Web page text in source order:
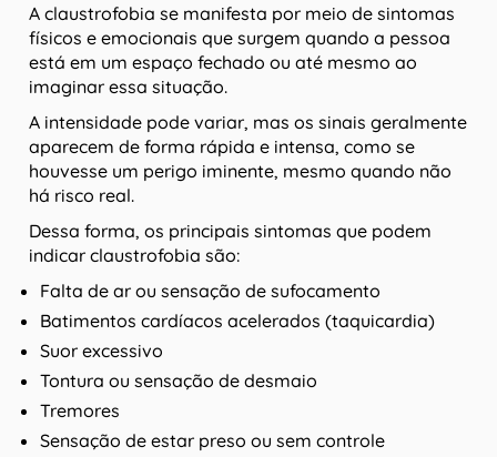
A claustrofobia se manifesta por meio de sintomas
físicos e emocionais que surgem quando a pessoa
está em um espaço fechado ou até mesmo ao
imaginar essa situação.
A intensidade pode variar, mas os sinais geralmente
aparecem de forma rápida e intensa, como se
houvesse um perigo iminente, mesmo quando não
há risco real.
Dessa forma, os principais sintomas que podem
indicar claustrofobia são:
Falta de ar ou sensação de sufocamento
Batimentos cardíacos acelerados (taquicardia)
Suor excessivo
Tontura ou sensação de desmaio
Tremores
Sensação de estar preso ou sem controle